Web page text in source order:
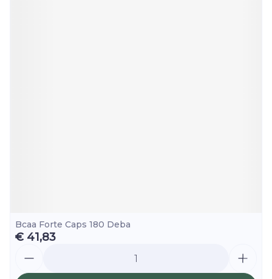
Bcaa Forte Caps 180 Deba
€ 41,83